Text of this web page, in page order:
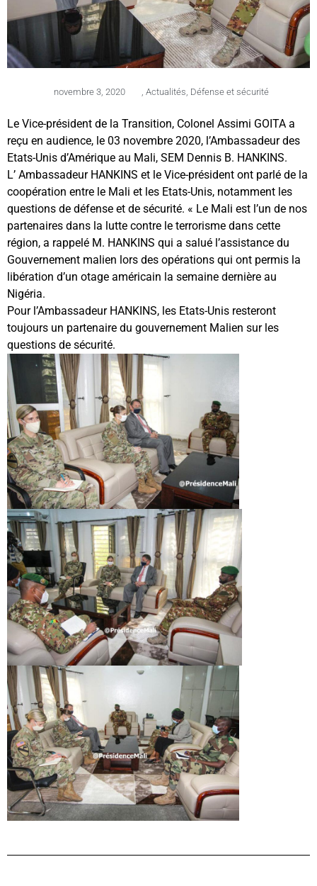
novembre 3, 2020 Actualités Défense et sécurité
Le Vice-président de la Transition, Colonel Assimi GOITA a
reçu en audience, le 03 novembre 2020, l’Ambassadeur des
Etats-Unis d’Amérique au Mali, SEM Dennis B. HANKINS.
L’ Ambassadeur HANKINS et le Vice-président ont parlé de la
coopération entre le Mali et les Etats-Unis, notamment les
questions de défense et de sécurité. « Le Mali est l’un de nos
partenaires dans la lutte contre le terrorisme dans cette
région, a rappelé M. HANKINS qui a salué l’assistance du
Gouvernement malien lors des opérations qui ont permis la
libération d’un otage américain la semaine dernière au
Nigéria.
Pour l’Ambassadeur HANKINS, les Etats-Unis resteront
toujours un partenaire du gouvernement Malien sur les
questions de sécurité.